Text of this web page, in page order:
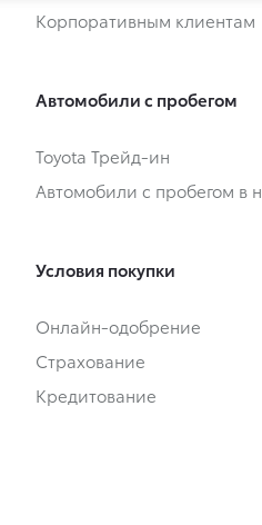
Корпоративным клиентам
Автомобили с пробегом
Toyota Трейд-ин
Автомобили с пробегом в
Условия покупки
Онлайн-одобрение
Страхование
Кредитование